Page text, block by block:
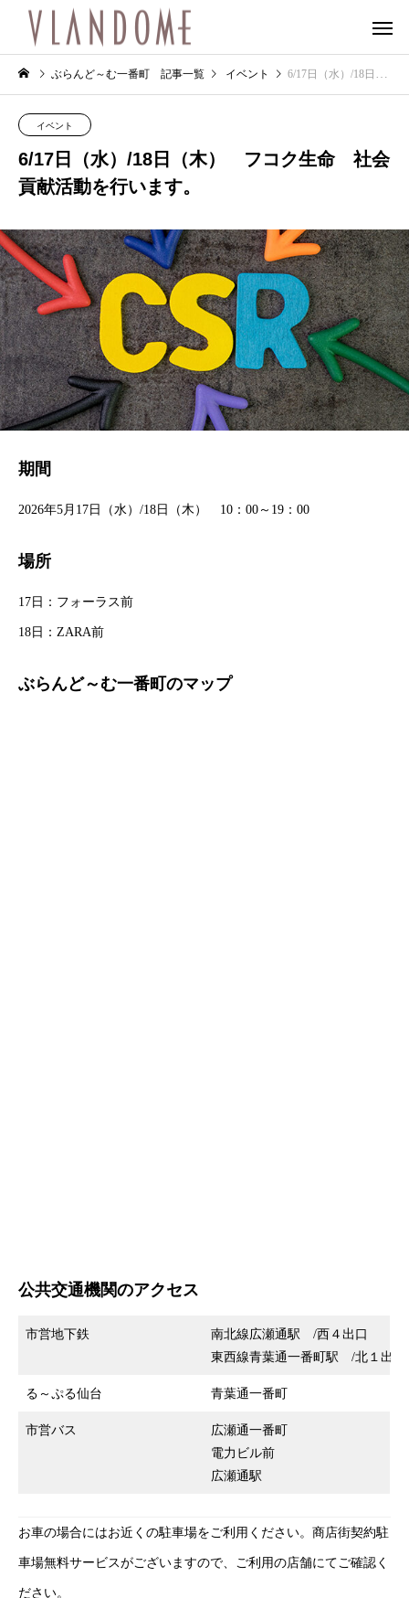
ぶらんど～む一番町 記事一覧 イベント 6/17日（水）/18日（木） フコク生命 社会貢献活動を行います。
イベント
6/17日（水）/18日（木） フコク生命 社会
貢献活動を行います。
期間
2026年5月17日（水）/18日（木） 10：00～19：00
場所
17日：フォーラス前
18日：ZARA前
ぶらんど～む一番町のマップ
公共交通機関のアクセス
市営地下鉄
南北線広瀬通駅 /西４出口
東西線青葉通一番町駅 /北１出口
る～ぷる仙台 青葉通一番町
市営バス
広瀬通一番町
電力ビル前
広瀬通駅
お車の場合にはお近くの駐車場をご利用ください。商店街契約駐
車場無料サービスがございますので、ご利用の店舗にてご確認く
ださい。